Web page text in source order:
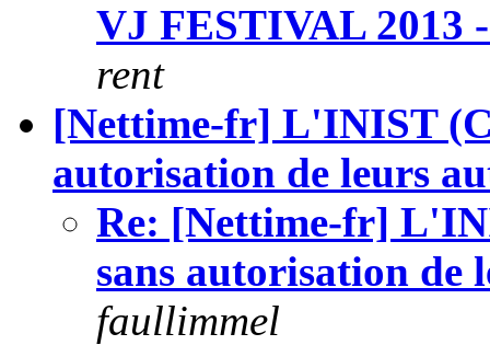
VJ FESTIVAL 2013
rent
[Nettime-fr] L'INIST
autorisation de leurs
Re: [Nettime-fr]
sans autorisation de
faullimmel